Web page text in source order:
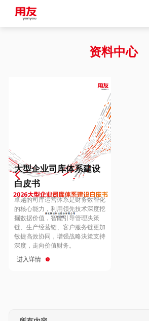
Vietnam
Europe
Hungary
Hong Kong
资料中心
大型企业司库体系建设
白皮书
卓越的司库运营体系是财务数智化
的核心能力，利用领先技术深度挖
掘数据价值，智能引导管理决策
链、生产经营链、客户服务链更加
敏捷高效协同，增强战略決策支持
深度，走向价值财务。
进入详情